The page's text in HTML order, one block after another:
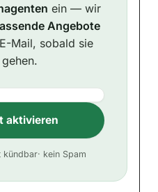
ein — wir
Angebote
Mail, sobald sie
aktivieren
t
kündbar· kein Spam